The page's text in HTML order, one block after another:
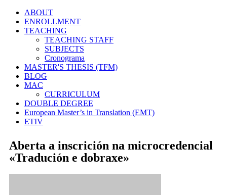
ABOUT
ENROLLMENT
TEACHING
TEACHING STAFF
SUBJECTS
Cronograma
MASTER'S THESIS (TFM)
BLOG
MAC
CURRICULUM
DOUBLE DEGREE
European Master’s in Translation (EMT)
ETIV
Aberta a inscrición na microcredencial
«Tradución e dobraxe»